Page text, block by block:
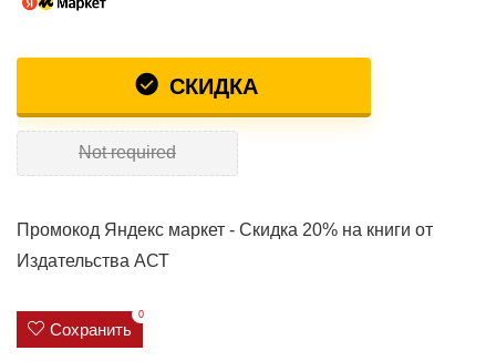
СКИДКА
Not required
Промокод Яндекс маркет - Скидка 20% на книги от
Издательства АСТ
Сохранить
0